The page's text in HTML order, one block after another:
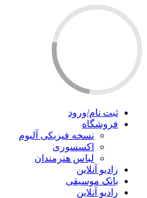
ثبت نام/ورود
فروشگاه
نسخه فیزیکی آلبوم
اکسسوری
لباس هنرمندان
رادیو آنلاین
بانک موسیقی
رادیو آنلاین